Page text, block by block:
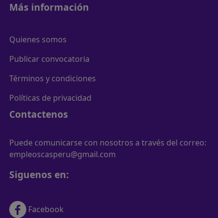
Más información
Quienes somos
Publicar convocatoria
Términos y condiciones
Políticas de privacidad
Contactenos
Puede comunicarse con nosotros a través del correo:
empleoscasperu@gmail.com
Siguenos en:
Facebook